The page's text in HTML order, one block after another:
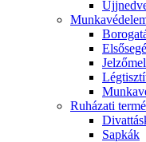
Ruházati
Sapkák